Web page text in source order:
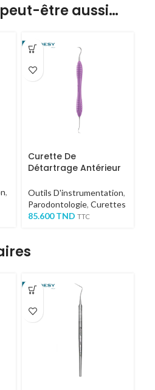
être aussi…
,
Curette De
Détartrage Antérieur
Outils D'instrumentation,
Parodontologie, Curettes
85.600TND TTC